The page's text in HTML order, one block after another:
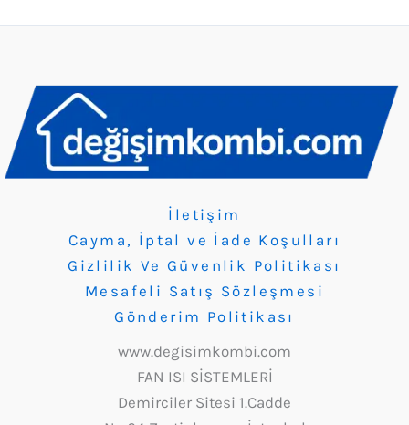
İletişim
Cayma, İptal ve İade Koşulları
Gizlilik Ve Güvenlik Politikası
Mesafeli Satış Sözleşmesi
Gönderim Politikası
www.degisimkombi.com
FAN ISI SİSTEMLERİ
Demirciler Sitesi 1.Cadde